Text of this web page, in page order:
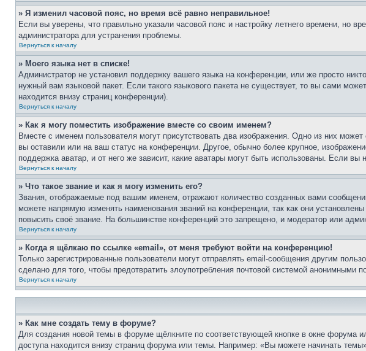
» Я изменил часовой пояс, но время всё равно неправильное!
Если вы уверены, что правильно указали часовой пояс и настройку летнего времени, но
администратора для устранения проблемы.
Вернуться к началу
» Моего языка нет в списке!
Администратор не установил поддержку вашего языка на конференции, или же просто
нужный вам языковой пакет. Если такого языкового пакета не существует, то вы сами
находится внизу страниц конференции).
Вернуться к началу
» Как я могу поместить изображение вместе со своим именем?
Вместе с именем пользователя могут присутствовать два изображения. Одно из них
вы оставили или на ваш статус на конференции. Другое, обычно более крупное,
поддержка аватар, и от него же зависит, какие аватары могут быть использованы. Если
Вернуться к началу
» Что такое звание и как я могу изменить его?
Звания, отображаемые под вашим именем, отражают количество созданных вами
можете напрямую изменять наименования званий на конференции, так как они
повысить своё звание. На большинстве конференций это запрещено, и модератор или
Вернуться к началу
» Когда я щёлкаю по ссылке «email», от меня требуют войти на конференцию!
Только зарегистрированные пользователи могут отправлять email-сообщения другим
сделано для того, чтобы предотвратить злоупотребления почтовой системой анонимными
Вернуться к началу
» Как мне создать тему в форуме?
Для создания новой темы в форуме щёлкните по соответствующей кнопке в окне форума
доступа находится внизу страниц форума или темы. Например: «Вы можете начинать